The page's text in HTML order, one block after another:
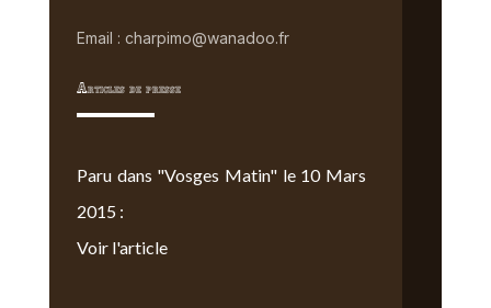
Email : charpimo@wanadoo.fr
Articles de presse
Paru dans "Vosges Matin" le 10 Mars
2015 :
Voir l'article